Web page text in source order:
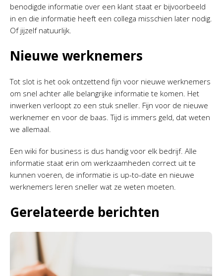
benodigde informatie over een klant staat er bijvoorbeeld
in en die informatie heeft een collega misschien later nodig.
Of jijzelf natuurlijk.
Nieuwe werknemers
Tot slot is het ook ontzettend fijn voor nieuwe werknemers
om snel achter alle belangrijke informatie te komen. Het
inwerken verloopt zo een stuk sneller. Fijn voor de nieuwe
werknemer en voor de baas. Tijd is immers geld, dat weten
we allemaal.
Een wiki for business is dus handig voor elk bedrijf. Alle
informatie staat erin om werkzaamheden correct uit te
kunnen voeren, de informatie is up-to-date en nieuwe
werknemers leren sneller wat ze weten moeten.
Gerelateerde berichten